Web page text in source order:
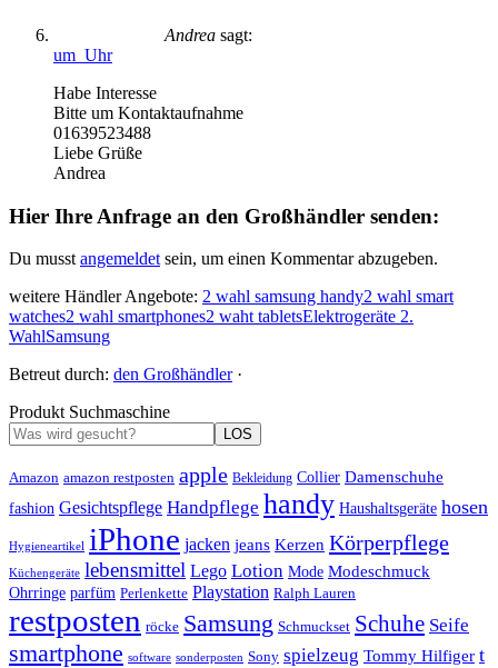
Andrea sagt:
um Uhr
Habe Interesse
Bitte um Kontaktaufnahme
01639523488
Liebe Grüße
Andrea
Hier Ihre Anfrage an den Großhändler senden:
Du musst angemeldet sein, um einen Kommentar abzugeben.
weitere Händler Angebote: 2 wahl samsung handy2 wahl smart
watches2 wahl smartphones2 waht tabletsElektrogeräte 2.
WahlSamsung
Betreut durch: den Großhändler·
Produkt Suchmaschine
LOS
Amazon amazon restposten apple Bekleidung Collier Damenschuhe
fashion Gesichtspflege Handpflege handy Haushaltsgeräte hosen
Hygieneartikel iPhone jacken jeans Kerzen Körperpflege
Küchengeräte lebensmittel Lego Lotion Mode Modeschmuck
Ohrringe parfüm Perlenkette Playstation Ralph Lauren
restposten röcke Samsung Schmuckset Schuhe Seife
smartphone software sonderposten Sony spielzeug Tommy Hilfiger t